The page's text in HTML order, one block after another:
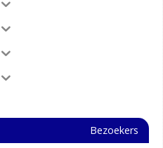
Bezoekers